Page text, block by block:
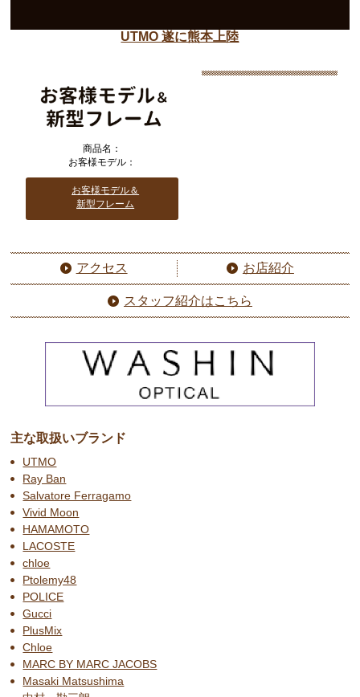
UTMO 遂に熊本上陸
商品名：
お客様モデル：
お客様モデル＆
新型フレーム
アクセス お店紹介
スタッフ紹介はこちら
主な取扱いブランド
UTMO
Ray Ban
Salvatore Ferragamo
Vivid Moon
HAMAMOTO
LACOSTE
chloe
Ptolemy48
POLICE
Gucci
PlusMix
Chloe
MARC BY MARC JACOBS
Masaki Matsushima